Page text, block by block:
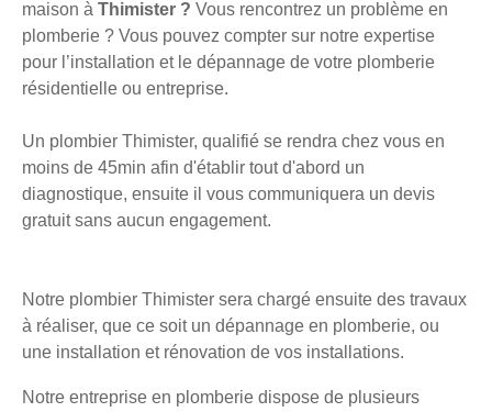
maison à Thimister ? Vous rencontrez un problème en
plomberie ? Vous pouvez compter sur notre expertise
pour l’installation et le dépannage de votre plomberie
résidentielle ou entreprise.
Un plombier Thimister, qualifié se rendra chez vous en
moins de 45min afin d'établir tout d'abord un
diagnostique, ensuite il vous communiquera un devis
gratuit sans aucun engagement.
Notre plombier Thimister sera chargé ensuite des travaux
à réaliser, que ce soit un dépannage en plomberie, ou
une installation et rénovation de vos installations.
Notre entreprise en plomberie dispose de plusieurs